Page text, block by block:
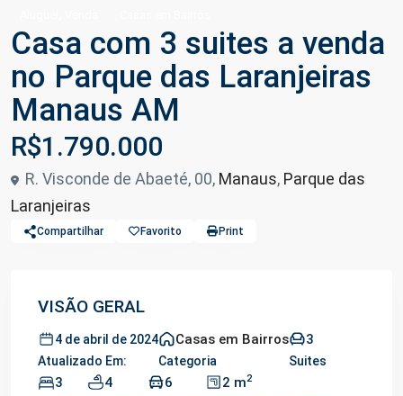
Casa com 3 suites a venda
no Parque das Laranjeiras
Manaus AM
R$1.790.000
R. Visconde de Abaeté, 00, Manaus, Parque das
Laranjeiras
Compartilhar Favorito Print
VISÃO GERAL
4 de abril de 2024
Atualizado Em:
Casas em Bairros
Categoria
3
Suites
3 4 6 2 m2